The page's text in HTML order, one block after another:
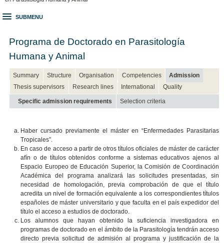
SUBMENU
Programa de Doctorado en Parasitología
Humana y Animal
Summary Structure Organisation Competencies
Admission
Thesis supervisors
Research lines International Quality
Specific admission requirements Selection criteria
Haber cursado previamente el máster en “Enfermedades Parasitarias
Tropicales”.
En caso de acceso a partir de otros títulos oficiales de máster de carácter
afín o de títulos obtenidos conforme a sistemas educativos ajenos al
Espacio Europeo de Educación Superior, la Comisión de Coordinación
Académica del programa analizará las solicitudes presentadas, sin
necesidad de homologación, previa comprobación de que el título
acredita un nivel de formación equivalente a los correspondientes títulos
españoles de máster universitario y que faculta en el país expedidor del
título el acceso a estudios de doctorado.
Los alumnos que hayan obtenido la suficiencia investigadora en
programas de doctorado en el ámbito de la Parasitología tendrán acceso
directo previa solicitud de admisión al programa y justificación de la